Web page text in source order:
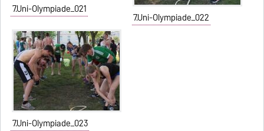
7.Uni-Olympiade_021
7.Uni-Olympiade_022
7.Uni-Olympiade_023